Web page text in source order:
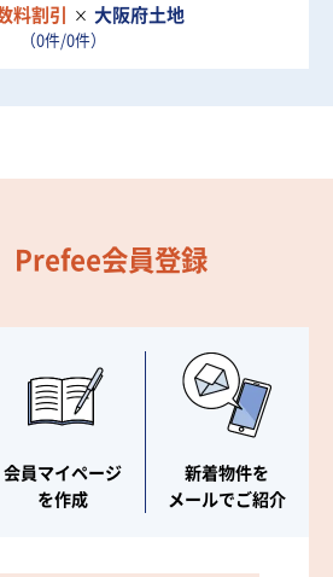
料割引 大阪府土地
（0件/0件）
Prefee会員登録
会員マイページ
を作成
新着物件を
メールでご紹介